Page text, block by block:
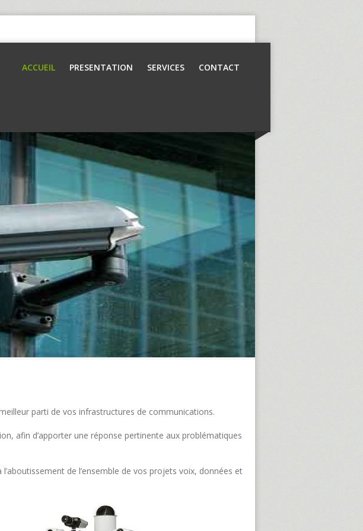
ACCUEIL PRESENTATION SERVICES CONTACT
parti de vos infrastructures de communications.
afin d’apporter une réponse pertinente aux problématiques
de l’ensemble de vos projets voix, données et